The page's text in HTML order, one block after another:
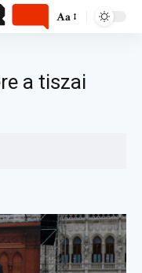
Aa
a tiszai